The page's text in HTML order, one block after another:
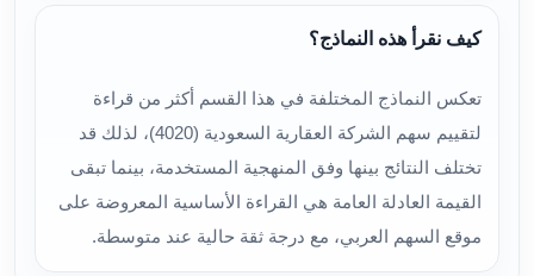
كيف نقرأ هذه النماذج؟
تعكس النماذج المختلفة في هذا القسم أكثر من قراءة
لتقييم سهم الشركة العقارية السعودية (4020)، لذلك قد
تختلف النتائج بينها وفق المنهجية المستخدمة، بينما تبقى
القيمة العادلة العامة هي القراءة الأساسية المعروضة على
موقع السهم العربي، مع درجة ثقة حالية عند متوسطة.